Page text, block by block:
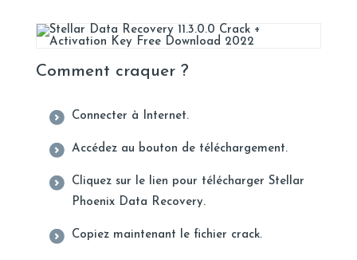
Comment craquer ?
Connecter à Internet.
Accédez au bouton de téléchargement.
Cliquez sur le lien pour télécharger Stellar
Phoenix Data Recovery.
Copiez maintenant le fichier crack.